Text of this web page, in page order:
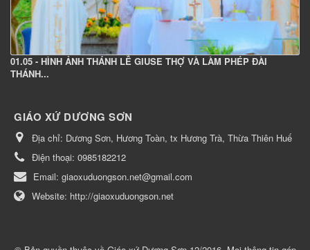
01.05 - HÌNH ẢNH THÁNH LỄ GIUSE THỢ VÀ LÀM PHÉP ĐÀI
THÁNH...
GIÁO XỨ DƯƠNG SƠN
Địa chỉ: Dương Sơn, Hương Toàn, tx Hương Trà, Thừa Thiên Huế
Điện thoại: 0985182212
Email: giaoxuduongson.net@gmail.com
Website: http://giaoxuduongson.net